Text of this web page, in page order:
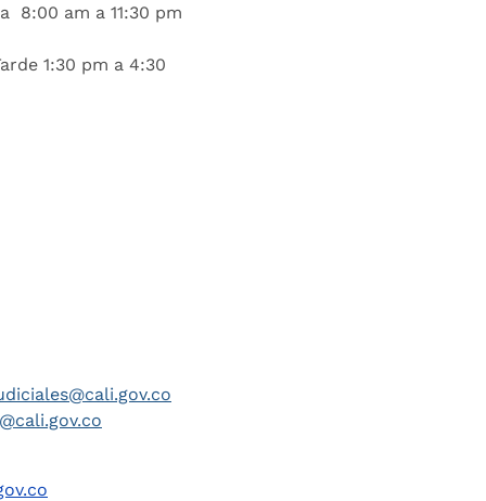
8:00 am a 11:30 pm
1:30 pm a 4:30